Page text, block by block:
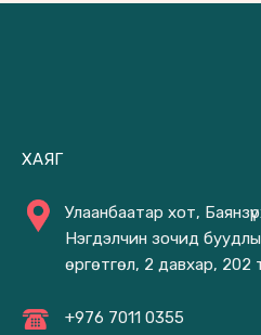
ХАЯГ
Улаанбаатар хот,
Нэгдэлчин зочид
өргөтгөл, 2 давхар, 202
+976 7011 0355